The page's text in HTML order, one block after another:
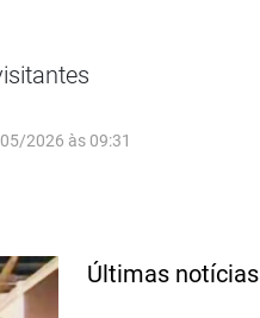
2026 às 09:31
Últimas notícias